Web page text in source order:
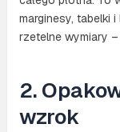
marginesy, tabelki
rzetelne wymiary
2.
wzrok